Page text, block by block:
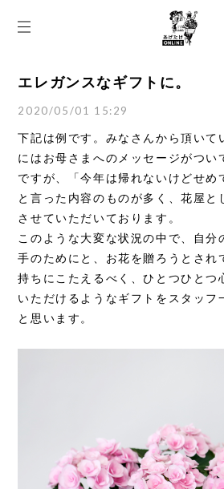
エレガンスなギフトに。
2020/05/01 15:29
下記は例です。みなさんから頂いて
にはお母さまへのメッセージがつい
ですが、「今年は帰れないけどせめ
と言った内容のものが多く、花屋と
させていただいております。
このような大変な状況の中で、自分
手のためにと、お花を贈ろうとされ
持ちにこたえるべく、ひとつひとつ
いただけるようなギフトをスタッフ
と思います。